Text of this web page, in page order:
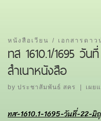
หนังสือเวียน เอกสารดาว
ทส 1610.1/1695 วั
สำเนาหนังสือ
by ประชาสัมพันธ์ สคร เผย
ทส-1610.1-1695-วันที่-22-มิ